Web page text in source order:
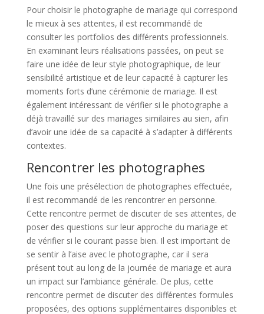
Pour choisir le photographe de mariage qui correspond
le mieux à ses attentes, il est recommandé de
consulter les portfolios des différents professionnels.
En examinant leurs réalisations passées, on peut se
faire une idée de leur style photographique, de leur
sensibilité artistique et de leur capacité à capturer les
moments forts d’une cérémonie de mariage. Il est
également intéressant de vérifier si le photographe a
déjà travaillé sur des mariages similaires au sien, afin
d’avoir une idée de sa capacité à s’adapter à différents
contextes.
Rencontrer les photographes
Une fois une présélection de photographes effectuée,
il est recommandé de les rencontrer en personne.
Cette rencontre permet de discuter de ses attentes, de
poser des questions sur leur approche du mariage et
de vérifier si le courant passe bien. Il est important de
se sentir à l’aise avec le photographe, car il sera
présent tout au long de la journée de mariage et aura
un impact sur l’ambiance générale. De plus, cette
rencontre permet de discuter des différentes formules
proposées, des options supplémentaires disponibles et